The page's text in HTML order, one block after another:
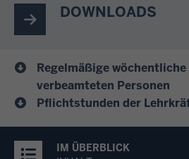
DOWNLOADS
Regelmäßige
verbeamteten Personen
Pflichtstunden der
IM ÜBERBLICK